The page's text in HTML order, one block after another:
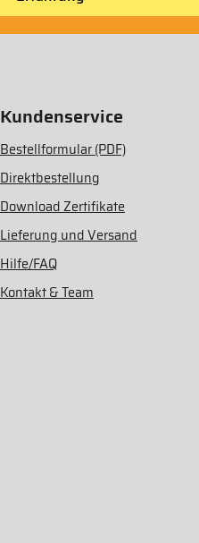
Kundenservice
Bestellformular (PDF)
Direktbestellung
Download Zertifikate
Lieferung und Versand
Hilfe/FAQ
Kontakt & Team